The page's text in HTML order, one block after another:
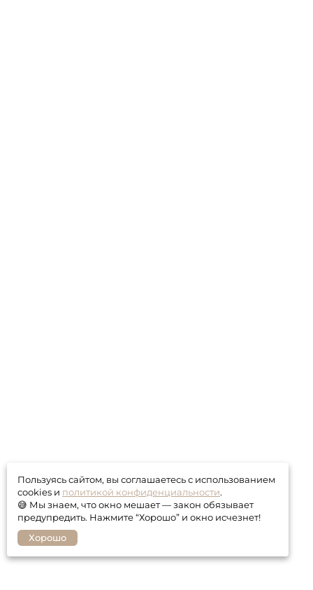
Пользуясь сайтом, вы соглашаетесь с использованием
cookies и политикой конфиденциальности.
😅 Мы знаем, что окно мешает — закон обязывает
предупредить. Нажмите “Хорошо” и окно исчезнет!
Хорошо